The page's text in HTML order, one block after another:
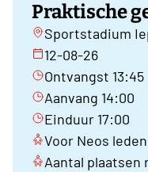
Praktische
Sportstadium
12-08-26
Ontvangst 13:45
Aanvang 14:00
Einduur 17:00
Voor Neos
Aantal plaatsen